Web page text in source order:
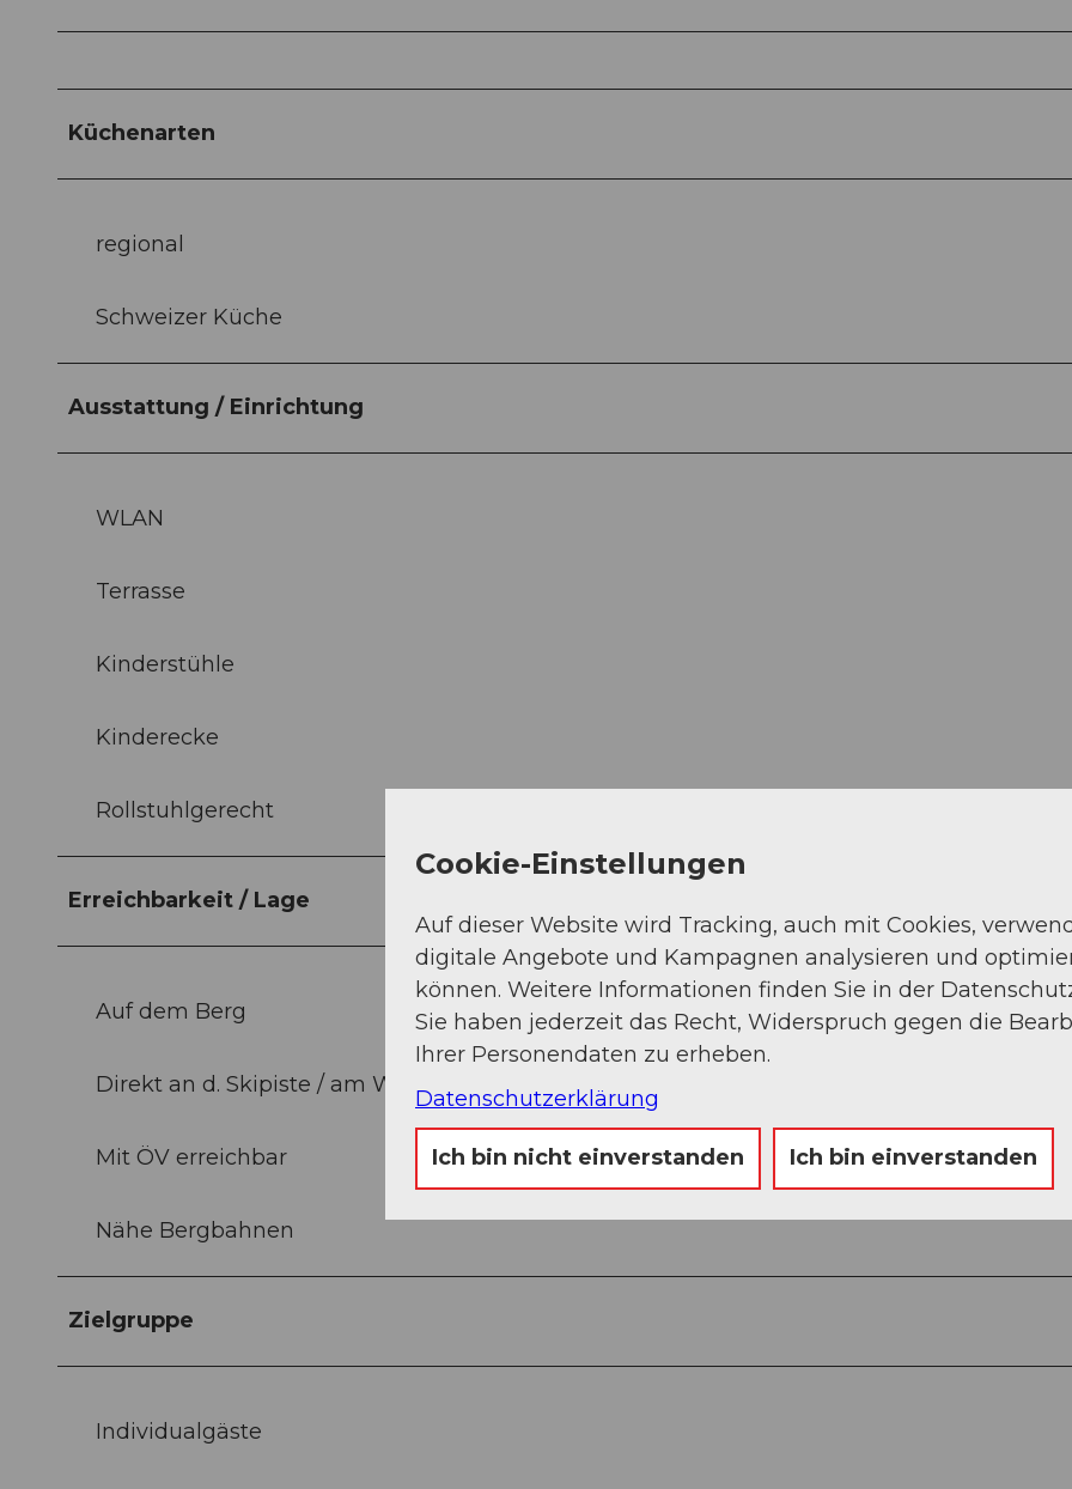
Küchenarten
regional
Schweizer Küche
Ausstattung / Einrichtung
WLAN
Terrasse
Kinderstühle
Kinderecke
Rollstuhlgerecht
Erreichbarkeit / Lage
Auf dem Berg
Direkt an d. Skipiste / am Wanderweg
Mit ÖV erreichbar
Nähe Bergbahnen
Zielgruppe
Individualgäste
Cookie-Einstellungen
Auf dieser Website wird Tracking, auch mit Cookies,
digitale Angebote und Kampagnen analysieren und
können. Weitere Informationen finden Sie in der
Sie haben jederzeit das Recht, Widerspruch gegen die
Ihrer Personendaten zu erheben.
Datenschutzerklärung
Ich bin nicht einverstanden Ich bin einverstanden